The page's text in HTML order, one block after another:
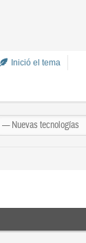
Inició el tema